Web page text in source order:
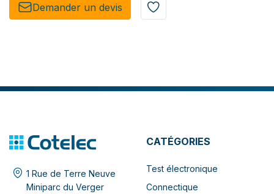
Demander un de​​vis​​
1 Rue de Terre Neuve
Miniparc du Verger
CATÉGORIES
Test électronique
Connectique